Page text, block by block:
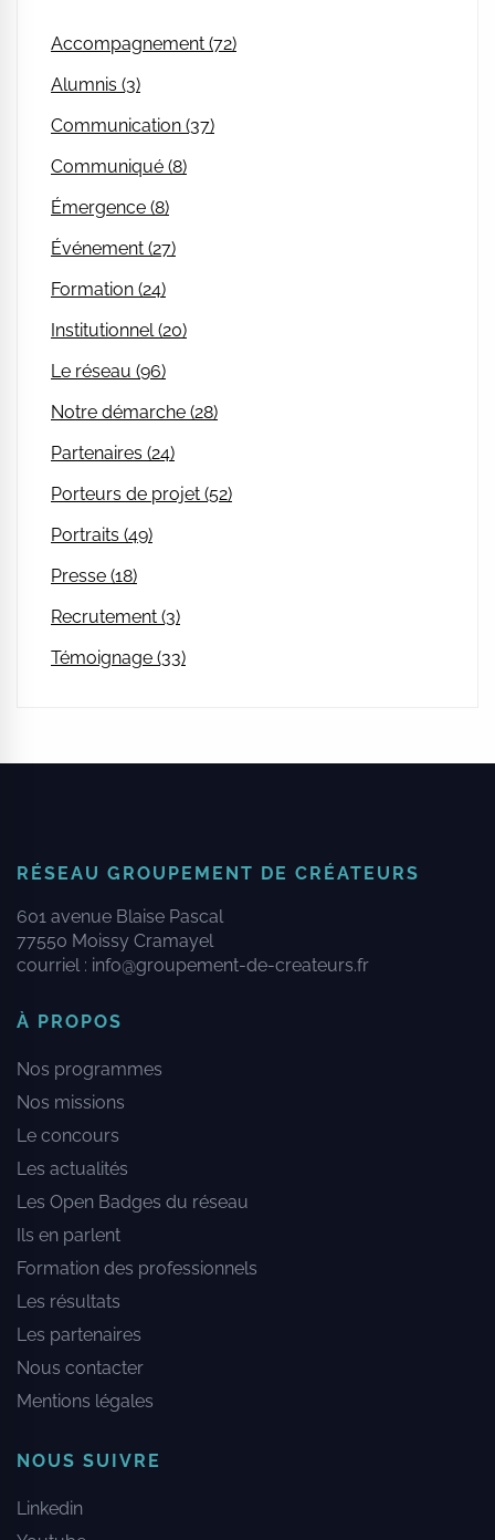
Accompagnement (72)
Alumnis (3)
Communication (37)
Communiqué (8)
Émergence (8)
Événement (27)
Formation (24)
Institutionnel (20)
Le réseau (96)
Notre démarche (28)
Partenaires (24)
Porteurs de projet (52)
Portraits (49)
Presse (18)
Recrutement (3)
Témoignage (33)
RÉSEAU GROUPEMENT DE CRÉATEURS
601 avenue Blaise Pascal
77550 Moissy Cramayel
courriel : info@groupement-de-createurs.fr
À PROPOS
Nos programmes
Nos missions
Le concours
Les actualités
Les Open Badges du réseau
Ils en parlent
Formation des professionnels
Les résultats
Les partenaires
Nous contacter
Mentions légales
NOUS SUIVRE
Linkedin